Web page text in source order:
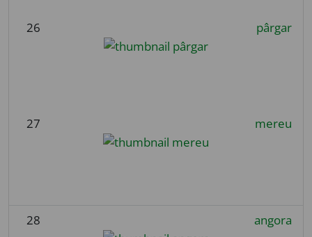
26 pârgar
27 mereu
28 angora